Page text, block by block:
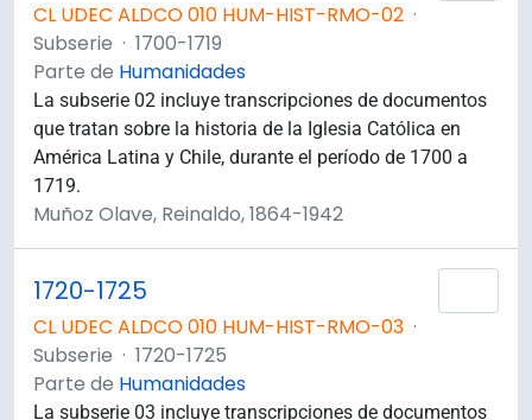
CL UDEC ALDCO 010 HUM-HIST-RMO-02 ·
Subserie · 1700-1719
Parte de Humanidades
La subserie 02 incluye transcripciones de documentos
que tratan sobre la historia de la Iglesia Católica en
América Latina y Chile, durante el período de 1700 a
1719.
Muñoz Olave, Reinaldo, 1864-1942
1720-1725
CL UDEC ALDCO 010 HUM-HIST-RMO-03 ·
Subserie · 1720-1725
Parte de Humanidades
La subserie 03 incluye transcripciones de documentos